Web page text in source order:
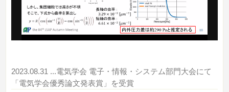
2023.08.31 ...電気学会 電子・情報・システム部門大会にて
「電気学会優秀論文発表賞」を受賞